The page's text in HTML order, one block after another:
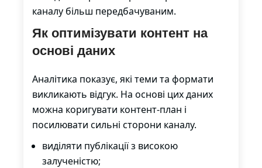
каналу більш передбачуваним.
Як оптимізувати контент на
основі даних
Аналітика показує, які теми та формати
викликають відгук. На основі цих даних
можна коригувати контент-план і
посилювати сильні сторони каналу.
виділяти публікації з високою
залученістю;